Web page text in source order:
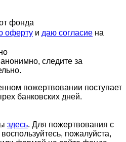
фонда
оферту и даю согласие на
следите за
пожертвовании поступает
банковских дней.
здесь. Для пожертвования с
пожалуйста,